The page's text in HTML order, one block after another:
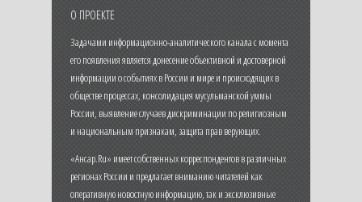
О ПРОЕКТЕ
Задачами информационно-аналитического канала с момента
его появления является донесение объективной и достоверной
информации о событиях в России и мире и происходящих в
обществе процессах, консолидация мусульманской уммы
России, выявление случаев дискриминации по религиозным
и национальным признакам, защита прав верующих.
«Ансар.Ru» имеет собственных корреспондентов в различных
регионах России и предлагает вниманию читателей как
оперативную новостную информацию, так и эксклюзивные